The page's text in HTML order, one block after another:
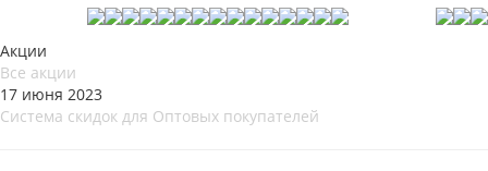
Акции
Все акции
17 июня 2023
Система скидок для Оптовых покупателей